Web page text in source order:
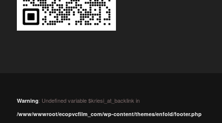
Warning: Undefined variable $kriesi_at_backlink in
/www/wwwroot/ecopvcfilm_com/wp-content/themes/enfold/footer.php